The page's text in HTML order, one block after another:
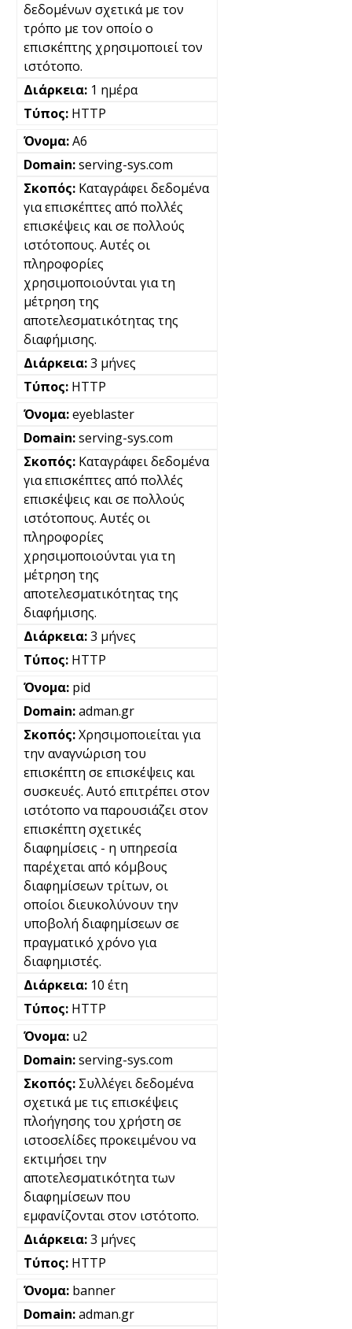
δεδομένων σχετικά με τον
τρόπο με τον οποίο ο
επισκέπτης χρησιμοποιεί τον
ιστότοπο.
1 ημέρα
HTTP
A6
serving-sys.com
Καταγράφει δεδομένα
για επισκέπτες από πολλές
επισκέψεις και σε πολλούς
ιστότοπους. Αυτές οι
πληροφορίες
χρησιμοποιούνται για τη
μέτρηση της
αποτελεσματικότητας της
διαφήμισης.
3 μήνες
HTTP
eyeblaster
serving-sys.com
Καταγράφει δεδομένα
για επισκέπτες από πολλές
επισκέψεις και σε πολλούς
ιστότοπους. Αυτές οι
πληροφορίες
χρησιμοποιούνται για τη
μέτρηση της
αποτελεσματικότητας της
διαφήμισης.
3 μήνες
HTTP
pid
adman.gr
Χρησιμοποιείται για
την αναγνώριση του
επισκέπτη σε επισκέψεις και
συσκευές. Αυτό επιτρέπει στον
ιστότοπο να παρουσιάζει στον
επισκέπτη σχετικές
διαφημίσεις - η υπηρεσία
παρέχεται από κόμβους
διαφημίσεων τρίτων, οι
οποίοι διευκολύνουν την
υποβολή διαφημίσεων σε
πραγματικό χρόνο για
διαφημιστές.
10 έτη
HTTP
u2
serving-sys.com
Συλλέγει δεδομένα
σχετικά με τις επισκέψεις
πλοήγησης του χρήστη σε
ιστοσελίδες προκειμένου να
εκτιμήσει την
αποτελεσματικότητα των
διαφημίσεων που
εμφανίζονται στον ιστότοπο.
3 μήνες
HTTP
banner
adman.gr